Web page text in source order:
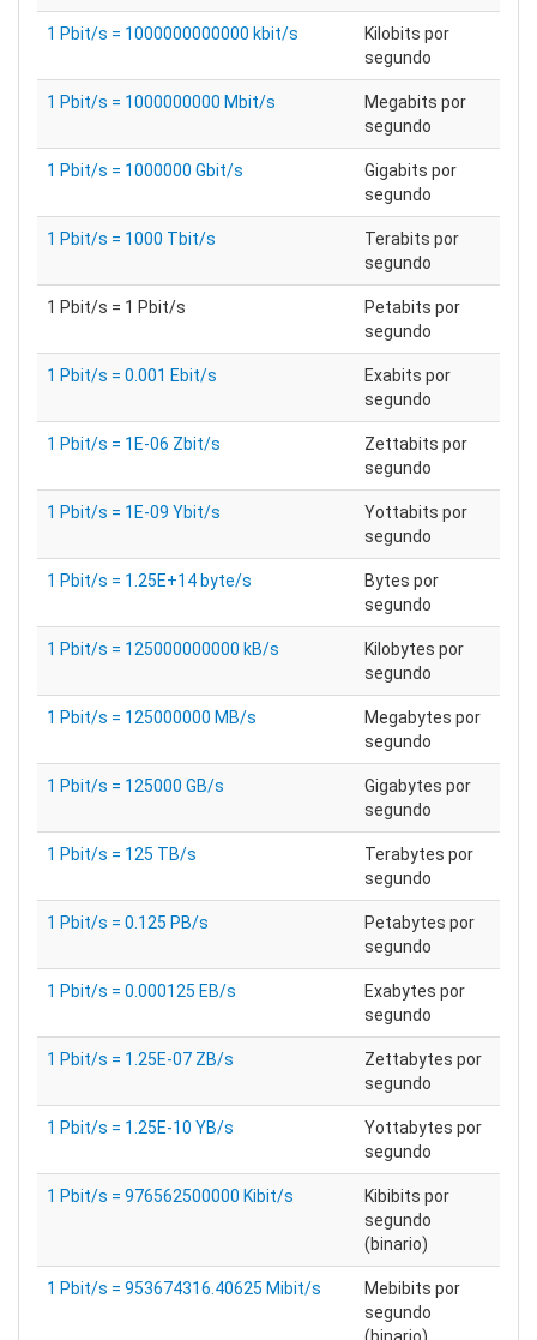
1 Pbit/s = 1000000000000 kbit/s
Kilobits por
segundo
1 Pbit/s = 1000000000 Mbit/s
Megabits por
segundo
1 Pbit/s = 1000000 Gbit/s
Gigabits por
segundo
1 Pbit/s = 1000 Tbit/s
Terabits por
segundo
1 Pbit/s = 1 Pbit/s
Petabits por
segundo
1 Pbit/s = 0.001 Ebit/s
Exabits por
segundo
1 Pbit/s = 1E-06 Zbit/s
Zettabits por
segundo
1 Pbit/s = 1E-09 Ybit/s
Yottabits por
segundo
1 Pbit/s = 1.25E+14 byte/s
Bytes por
segundo
1 Pbit/s = 125000000000 kB/s
Kilobytes por
segundo
1 Pbit/s = 125000000 MB/s
Megabytes por
segundo
1 Pbit/s = 125000 GB/s
Gigabytes por
segundo
1 Pbit/s = 125 TB/s
Terabytes por
segundo
1 Pbit/s = 0.125 PB/s
Petabytes por
segundo
1 Pbit/s = 0.000125 EB/s
Exabytes por
segundo
1 Pbit/s = 1.25E-07 ZB/s
Zettabytes por
segundo
1 Pbit/s = 1.25E-10 YB/s
Yottabytes por
segundo
1 Pbit/s = 976562500000 Kibit/s
Kibibits por
segundo
(binario)
1 Pbit/s = 953674316.40625 Mibit/s
Mebibits por
segundo